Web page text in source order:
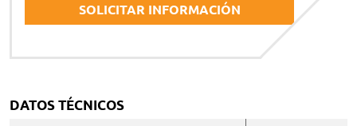
SOLICITAR INFORMACIÓN
DATOS TÉCNICOS